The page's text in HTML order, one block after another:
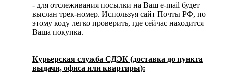
- для отслеживания посылки на Ваш e-mail будет
выслан трек-номер. Используя сайт Почты РФ, по
этому коду легко проверить, где сейчас находится
Ваша покупка.
Курьерская служба СДЭК (доставка до пункта
выдачи, офиса или квартиры):